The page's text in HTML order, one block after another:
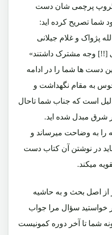
پرچمی شان دست
شما تصریح کرده اید:
پژواک و غلام جیلانی
[!!] وجه مشترک داشتند»
و همین دست ها شما را در ادامه
به مقام نگهداشت و
دلیل است که جناب شما تاحال
شرق مبدل شده اید.
را به وضاحت میرساند و
در نوشتن آن کتاب دست
میکند.
از اصل بحث و به حاشیه
خواستید سؤال مرا جواب
شما تا آخر دوره کمونیست